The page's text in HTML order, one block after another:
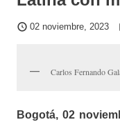
02 noviembre, 2023
Carlos Fernando
Bogotá, 02